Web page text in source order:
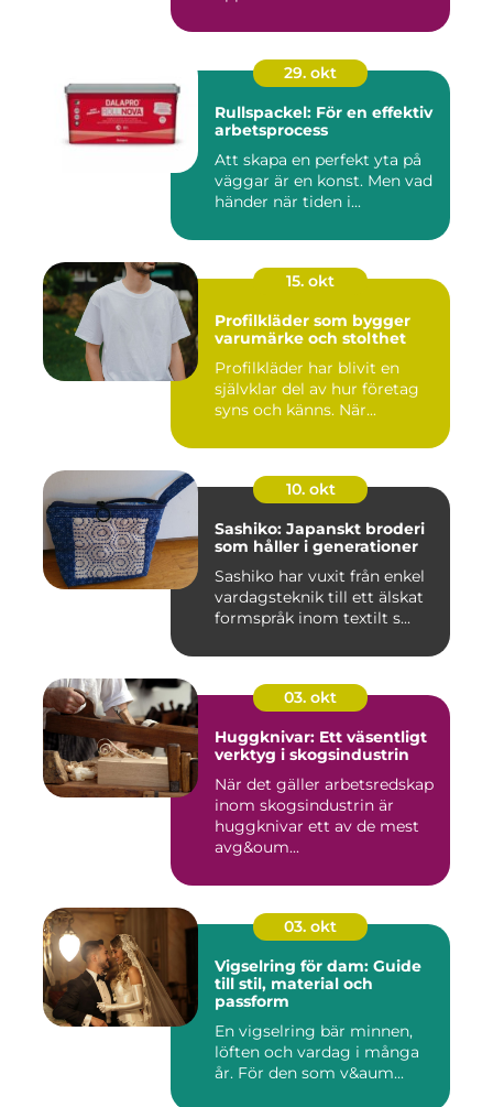
29. okt
Rullspackel: För en effektiv
arbetsprocess
Att skapa en perfekt yta på
väggar är en konst. Men vad
händer när tiden i...
15. okt
Profilkläder som bygger
varumärke och stolthet
Profilkläder har blivit en
självklar del av hur företag
syns och känns. När...
10. okt
Sashiko: Japanskt broderi
som håller i generationer
Sashiko har vuxit från enkel
vardagsteknik till ett älskat
formspråk inom textilt s...
03. okt
Huggknivar: Ett väsentligt
verktyg i skogsindustrin
När det gäller arbetsredskap
inom skogsindustrin är
huggknivar ett av de mest
avg&oum...
03. okt
Vigselring för dam: Guide
till stil, material och
passform
En vigselring bär minnen,
löften och vardag i många
år. För den som v&aum...